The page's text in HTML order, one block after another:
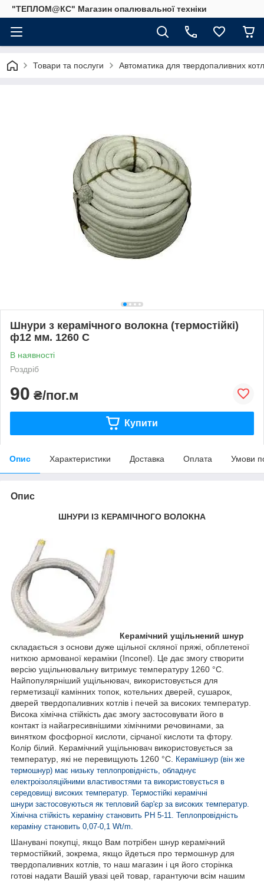
"ТЕПЛОМ@КС" Магазин опалювальної техніки
Товари та послуги Автоматика для твердопаливних
Шнури з керамічного волокна (термостійкі)
ф12 мм. 1260 С
В наявності
Роздріб
90 ₴/пог.м
Купити
Опис Характеристики Доставка Оплата Умови
Опис
ШНУРИ ІЗ КЕРАМІЧНОГО ВОЛОКНА
Керамічний ущільнений шнур
складається з основи дуже щільної скляної пряжі, обплетеної
ниткою армованої кераміки (Inconel). Це дає змогу створити
версію ущільнювальну витримує температуру 1260 °C.
Найпопулярніший ущільнювач, використовується для
герметизації камінних топок, котельних дверей, сушарок,
дверей твердопаливних котлів і печей за високих температур.
Висока хімічна стійкість дає змогу застосовувати його в
контакт із найагресивнішими хімічними речовинами, за
винятком фосфорної кислоти, сірчаної кислоти та фтору.
Колір білий. Керамічний ущільнювач використовується за
температур, які не перевищують 1260 °C.
Керамішнур (він же
термошнур) має низьку теплопровідність, обладнує
електроізоляційними властивостями та використовується в
середовищі високих температур. Термостійкі керамічні
шнури застосовуються як тепловий бар'єр за високих температур.
Хімічна стійкість кераміну становить РН 5-11. Теплопровідність
кераміну становить 0,07-0,1 Wt/m.
Шанувані покупці, якщо Вам потрібен шнур керамічний
термостійкий, зокрема, якщо йдеться про термошнур для
твердопаливних котлів, то наш магазин і ця його сторінка
готові надати Вашій увазі цей товар, гарантуючи всім нашим